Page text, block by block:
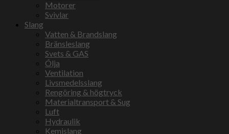
Motorer
Svivlar
Slang
Vatten & Brandslang
Bränsleslang
Svets & GAS
Ólja
Ventilation
Livsmedelsslang
Rengöring & högtryck
Materialtransport & Sug
Luft
Hydraulik
Kemislang